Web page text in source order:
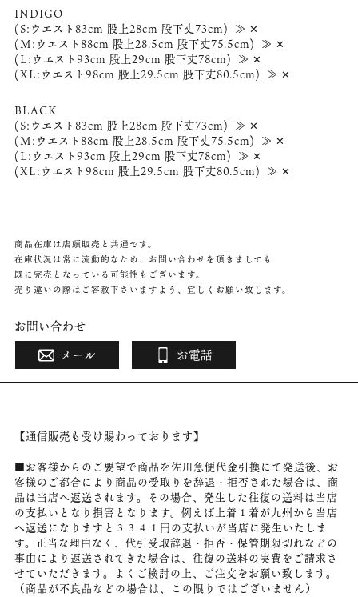
INDIGO
(S:ウエスト83cm 股上28cm 股下丈73cm) ≫ ✕
(M:ウエスト88cm 股上28.5cm 股下丈75.5cm) ≫ ✕
(L:ウエスト93cm 股上29cm 股下丈78cm) ≫ ✕
(XL:ウエスト98cm 股上29.5cm 股下丈80.5cm) ≫ ✕
BLACK
(S:ウエスト83cm 股上28cm 股下丈73cm) ≫ ✕
(M:ウエスト88cm 股上28.5cm 股下丈75.5cm) ≫ ✕
(L:ウエスト93cm 股上29cm 股下丈78cm) ≫ ✕
(XL:ウエスト98cm 股上29.5cm 股下丈80.5cm) ≫ ✕
商品在庫は店頭販売と共通です。
在庫状況は常に流動的なため、お問い合わせを頂きましても
既に完売となっている可能性もございます。
売り違いの際はご容赦下さいますよう、宜しくお願い致します。
お問い合わせ
メール
お電話
【通信販売も受け賜わっております】
■お客様からのご要望で商品を佐川急便代金引換にて発送後、お
客様のご都合により商品の受取りを辞退・拒否された場合は、商
品は当店へ返送されます。その場合、発生した往復の送料は当店
の支払いとなり損害となります。例えば上着１着が九州から当店
へ返送になりますと３３４１円の支払いが当店に発生いたしま
す。正当な理由なく、代引受取辞退・拒否・保管期限切れなどの
事由により返送されてきた場合は、往復の送料の実費をご請求さ
せていただきます。よくご検討の上、ご注文をお願い致します。
（商品が不良品などの場合は、この限りではございません）